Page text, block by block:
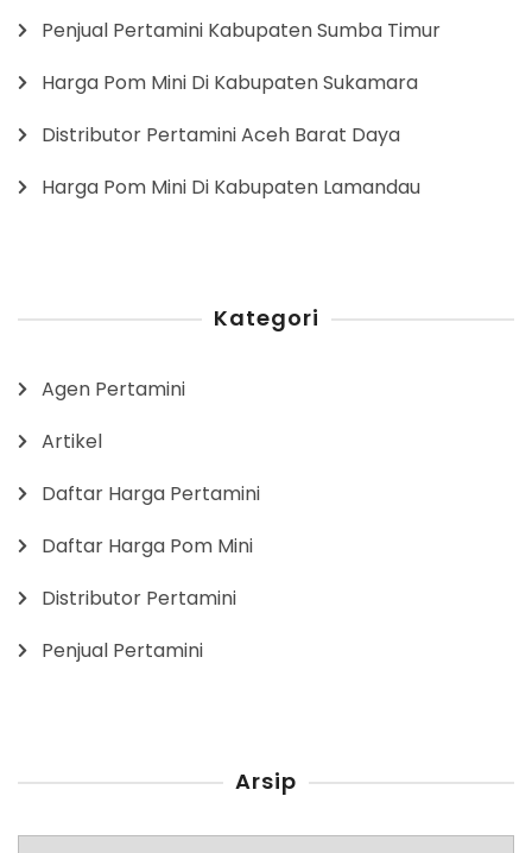
Penjual Pertamini Kabupaten Sumba Timur
Harga Pom Mini Di Kabupaten Sukamara
Distributor Pertamini Aceh Barat Daya
Harga Pom Mini Di Kabupaten Lamandau
Kategori
Agen Pertamini
Artikel
Daftar Harga Pertamini
Daftar Harga Pom Mini
Distributor Pertamini
Penjual Pertamini
Arsip